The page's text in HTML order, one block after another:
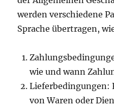
werden verschiedene
Sprache übertragen,
wie und wann
Lieferbedingungen:
von Waren oder